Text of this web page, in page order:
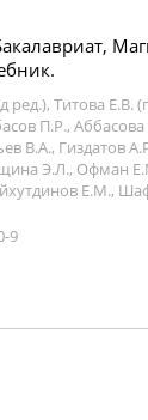
Титова Е.В.
П.Р., Аббасова
В.А., Гиздатов
Э.Л., Офман
Е.М.,
9